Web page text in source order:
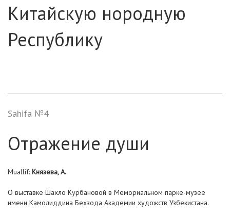
Китайскую нородную
Республику
Sahifa №4
Отражение души
Muallif: Князева, А.
О выставке Шахло Курбановой в Мемориальном парке-музее
имени Камолиддина Бехзода Академии художств Узбекистана.